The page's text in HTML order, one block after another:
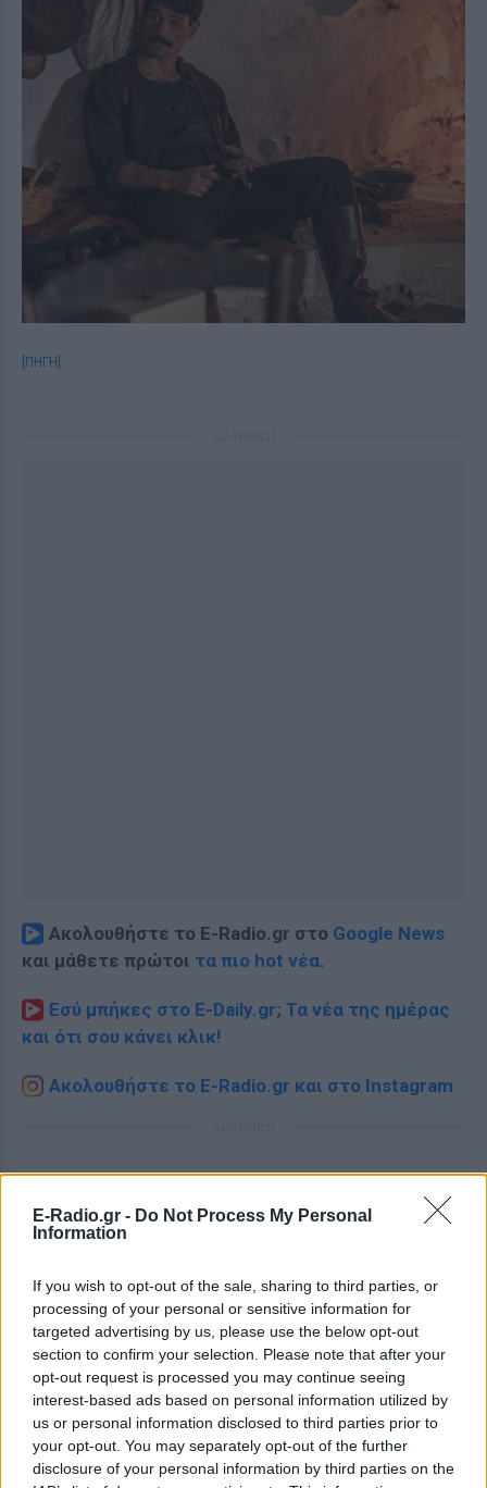
E-Radio.gr - Do Not Process My Personal
Information
If you wish to opt-out of the sale, sharing to third parties, or
processing of your personal or sensitive information for
targeted advertising by us, please use the below opt-out
section to confirm your selection. Please note that after your
opt-out request is processed you may continue seeing
interest-based ads based on personal information utilized by
us or personal information disclosed to third parties prior to
your opt-out. You may separately opt-out of the further
disclosure of your personal information by third parties on the
[ΠΗΓΗ]
Ακολουθήστε το E-Radio.gr στο Google News
και μάθετε πρώτοι τα πιο hot νέα.
Εσύ μπήκες στο E-Daily.gr; Τα νέα της ημέρας
και ότι σου κάνει κλικ!
Ακολουθήστε το E-Radio.gr και στο Instagram